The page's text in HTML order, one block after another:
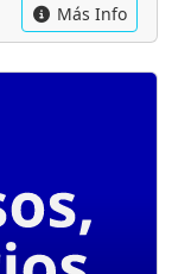
Más Info